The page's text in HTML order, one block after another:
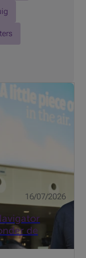
16/07/2026
de
echte hefboom